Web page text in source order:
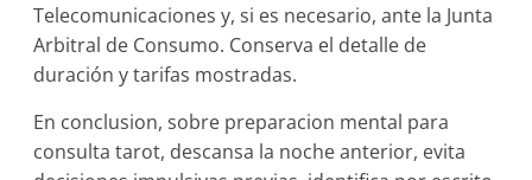
Telecomunicaciones y, si es necesario, ante la Junta
Arbitral de Consumo. Conserva el detalle de
duración y tarifas mostradas.
En conclusion, sobre preparacion mental para
consulta tarot, descansa la noche anterior, evita